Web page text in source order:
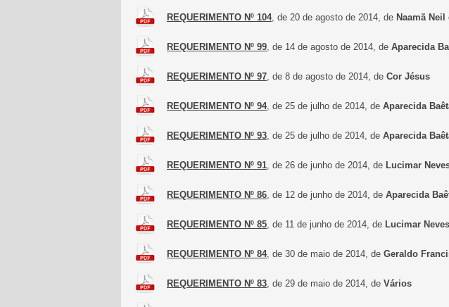
REQUERIMENTO Nº 104, de 20 de agosto de 2014, de Naamã
REQUERIMENTO Nº 99, de 14 de agosto de 2014, de Aparecida
REQUERIMENTO Nº 97, de 8 de agosto de 2014, de Cor Jésus
REQUERIMENTO Nº 94, de 25 de julho de 2014, de Aparecida
REQUERIMENTO Nº 93, de 25 de julho de 2014, de Aparecida
REQUERIMENTO Nº 91, de 26 de junho de 2014, de Lucimar
REQUERIMENTO Nº 86, de 12 de junho de 2014, de Aparecida
REQUERIMENTO Nº 85, de 11 de junho de 2014, de Lucimar Neves
REQUERIMENTO Nº 84, de 30 de maio de 2014, de Geraldo
REQUERIMENTO Nº 83, de 29 de maio de 2014, de Vários